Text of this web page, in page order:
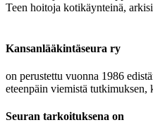
Teen hoitoja kotikäynteinä,
Kansanlääkintäseura ry
on perustettu vuonna 1986
eteenpäin viemistä tutkimuksen,
Seuran tarkoituksena on